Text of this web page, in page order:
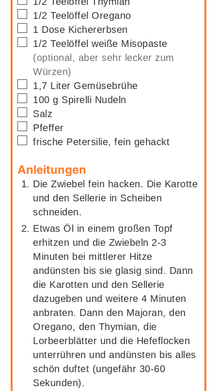
▢
1/2 Teelöffel Oregano
▢
1 Dose Kichererbsen
▢
1/2 Teelöffel weiße Misopaste
(optional, aber sehr lecker zum
Würzen)
▢
1,7 Liter Gemüsebrühe
▢
100 g Spirelli Nudeln
▢
Salz
▢
Pfeffer
▢
frische Petersilie, fein gehackt
Anleitungen
Die Zwiebel fein hacken. Die Karotte
und den Sellerie in Scheiben
schneiden.
Etwas Öl in einem großen Topf
erhitzen und die Zwiebeln 2-3
Minuten bei mittlerer Hitze
andünsten bis sie glasig sind. Dann
die Karotten und den Sellerie
dazugeben und weitere 4 Minuten
anbraten. Dann den Majoran, den
Oregano, den Thymian, die
Lorbeerblätter und die Hefeflocken
unterrühren und andünsten bis alles
schön duftet (ungefähr 30-60
Sekunden).